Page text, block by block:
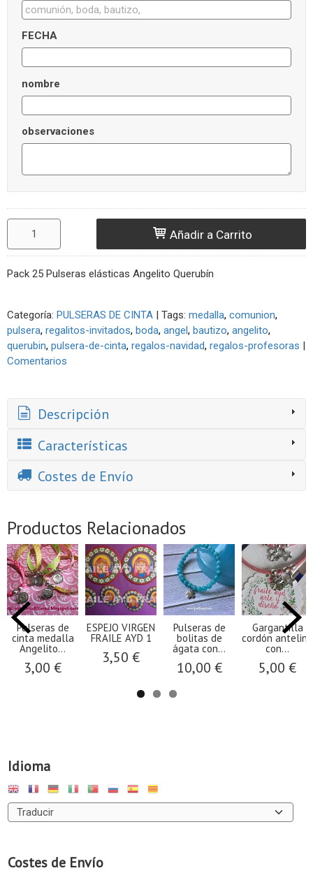
Idioma
Costes de Envío
FECHA
nombre
observaciones
Añadir a Carrito
Pack 25 Pulseras elásticas Angelito Querubín
Categoría: PULSERAS DE CINTA | Tags: medalla comunion
pulsera regalitos-invitados boda angel bautizo angelito
querubin pulsera-de-cinta regalos-navidad regalos-profesoras |
Comentarios
Descripción
Características
Costes de Envío
Productos Relacionados
Pulseras de
cinta medalla
Angelito...
3,00 €
ESPEJO VIRGEN
FRAILE AYD 1
3,50 €
Pulseras de
bolitas de
ágata con...
10,00 €
Gargantilla
cordón antelina
con...
5,00 €